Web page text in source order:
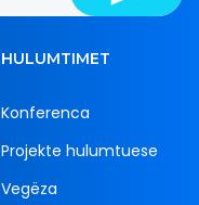
HULUMTIMET
Konferenca
Projekte hulumtuese
Vegëza